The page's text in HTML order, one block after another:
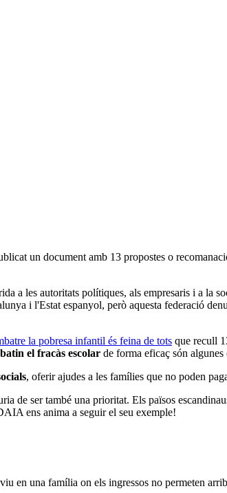
un document amb 13 propostes o
a les autoritats polítiques, als empresaris i a la
i l'Estat espanyol, però aquesta federació
la pobresa infantil és feina de tots que recull
el fracàs escolar de forma eficaç són
, oferir ajudes a les famílies que no poden
de ser també una prioritat. Els països
ens anima a seguir el seu exemple!
en una família on els ingressos no permeten